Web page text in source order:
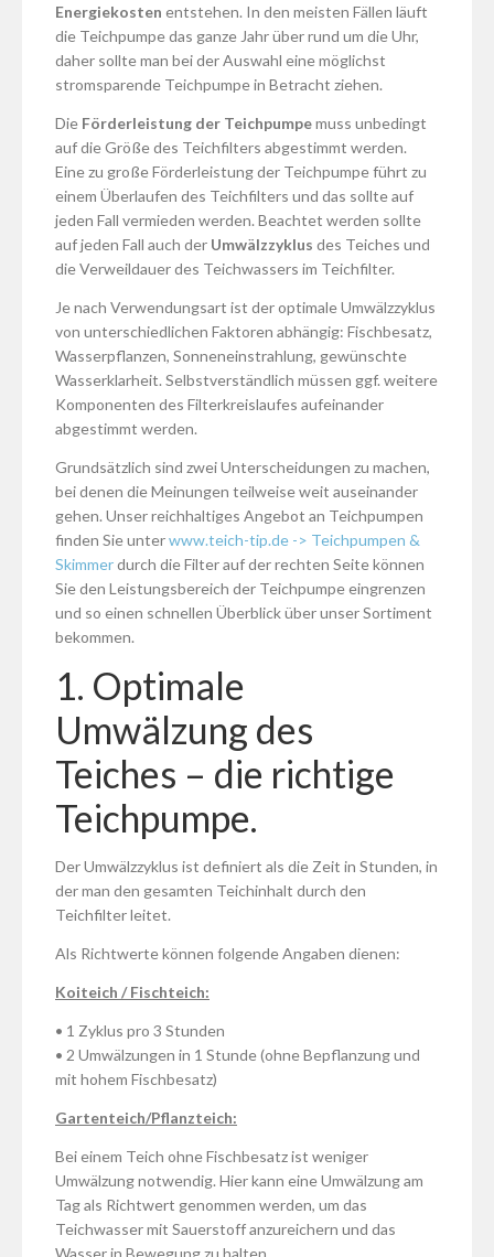
Energiekosten entstehen. In den meisten Fällen läuft
die Teichpumpe das ganze Jahr über rund um die Uhr,
daher sollte man bei der Auswahl eine möglichst
stromsparende Teichpumpe in Betracht ziehen.
Die Förderleistung der Teichpumpemuss unbedingt
auf die Größe des Teichfilters abgestimmt werden.
Eine zu große Förderleistung der Teichpumpe führt zu
einem Überlaufen des Teichfilters und das sollte auf
jeden Fall vermieden werden. Beachtet werden sollte
auf jeden Fall auch der Umwälzzyklus des Teiches und
die Verweildauer des Teichwassers im Teichfilter.
Je nach Verwendungsart ist der optimale Umwälzzyklus
von unterschiedlichen Faktoren abhängig: Fischbesatz,
Wasserpflanzen, Sonneneinstrahlung, gewünschte
Wasserklarheit. Selbstverständlich müssen ggf. weitere
Komponenten des Filterkreislaufes aufeinander
abgestimmt werden.
Grundsätzlich sind zwei Unterscheidungen zu machen,
bei denen die Meinungen teilweise weit auseinander
gehen. Unser reichhaltiges Angebot an Teichpumpen
finden Sie unterwww.teich-tip.de -> Teichpumpen &
Skimmerdurch die Filter auf der rechten Seite können
Sie den Leistungsbereich der Teichpumpe eingrenzen
und so einen schnellen Überblick über unser Sortiment
bekommen.
1. Optimale
Umwälzung des
Teiches – die richtige
Teichpumpe.
Der Umwälzzyklus ist definiert als die Zeit in Stunden, in
der man den gesamten Teichinhalt durch den
Teichfilter leitet.
Als Richtwerte können folgende Angaben dienen:
Koiteich / Fischteich:
• 1 Zyklus pro 3 Stunden
• 2 Umwälzungen in 1 Stunde (ohne Bepflanzung und
mit hohem Fischbesatz)
Gartenteich/Pflanzteich:
Bei einem Teich ohne Fischbesatz ist weniger
Umwälzung notwendig. Hier kann eine Umwälzung am
Tag als Richtwert genommen werden, um das
Teichwasser mit Sauerstoff anzureichern und das
Wasser in Bewegung zu halten.